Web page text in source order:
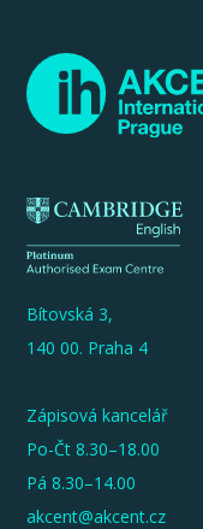
Bítovská 3,
140 00. Praha 4
Zápisová kancelář
Po-Čt 8.30–18.00
Pá 8.30–14.00
akcent@akcent.cz